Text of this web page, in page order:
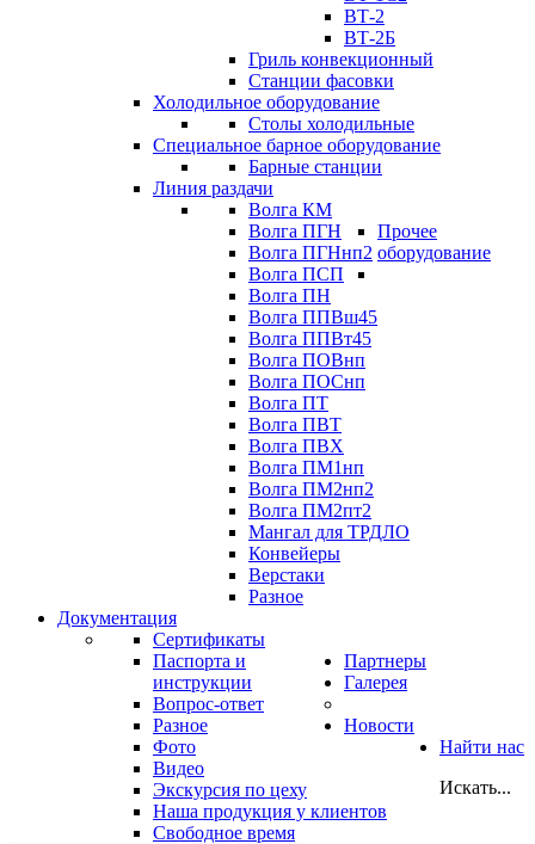
ВТ-2
ВТ-2Б
Гриль конвекционный
Станции фасовки
Холодильное оборудование
Столы холодильные
Специальное барное оборудование
Барные станции
Линия раздачи
Волга КМ
Волга ПГН
Волга ПГНнп2
Волга ПСП
Волга ПН
Волга ППВш45
Волга ППВт45
Волга ПОВнп
Волга ПОСнп
Волга ПТ
Волга ПВТ
Волга ПВХ
Волга ПМ1нп
Волга ПМ2нп2
Волга ПМ2пт2
Прочее
оборудование
Мангал для ТРДЛО
Конвейеры
Верстаки
Разное
Документация
Сертификаты
Паспорта и
инструкции
Вопрос-ответ
Разное
Партнеры
Галерея
Фото
Видео
Экскурсия по цеху
Наша продукция у клиентов
Свободное время
Новости
Найти нас
Искать...